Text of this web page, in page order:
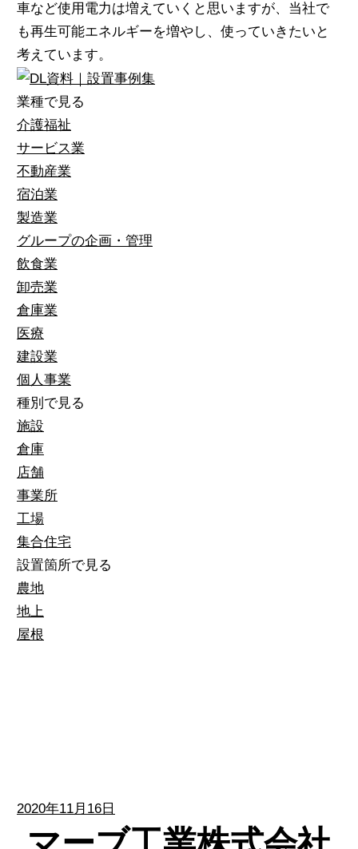
車など使用電力は増えていくと思いますが、当社で
も再生可能エネルギーを増やし、使っていきたいと
考えています。
業種で見る
介護福祉
サービス業
不動産業
宿泊業
製造業
グループの企画・管理
飲食業
卸売業
倉庫業
医療
建設業
個人事業
種別で見る
施設
倉庫
店舗
事業所
工場
集合住宅
設置箇所で見る
農地
地上
屋根
2020年11月16日